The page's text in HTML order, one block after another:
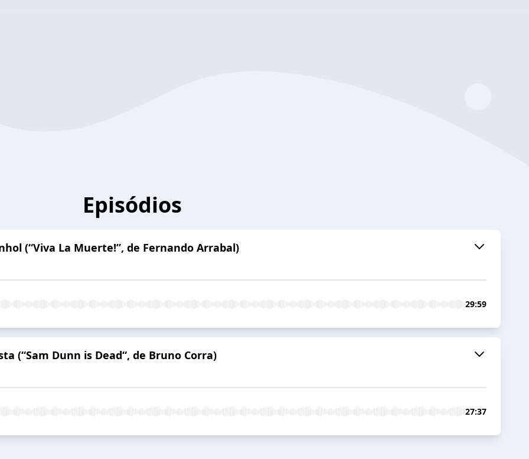
Episódios
(“Viva La Muerte!”, de Fernando Arrabal)
29:59
(“Sam Dunn is Dead“, de Bruno Corra)
27:37